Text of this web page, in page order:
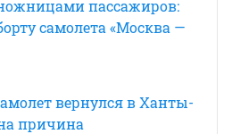
пассажиров:
самолета «Москва —
вернулся в Ханты-
причина